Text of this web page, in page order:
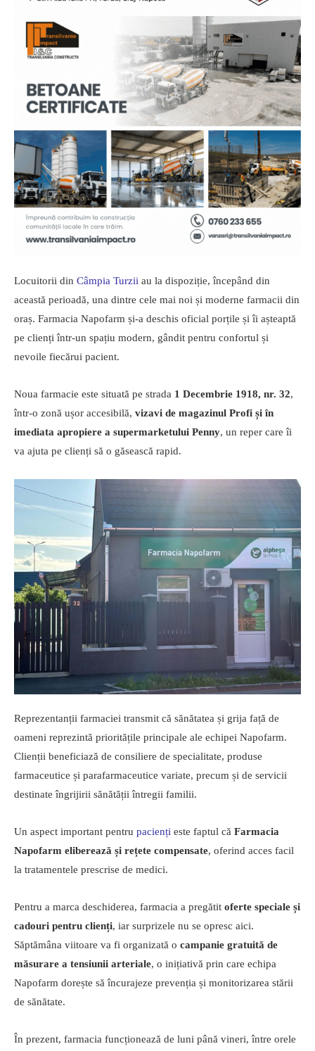
Locuitorii din Câmpia Turzii au la dispoziție, începând din
această perioadă, una dintre cele mai noi și moderne farmacii din
oraș. Farmacia Napofarm și-a deschis oficial porțile și îi așteaptă
pe clienți într-un spațiu modern, gândit pentru confortul și
nevoile fiecărui pacient.
Noua farmacie este situată pe strada 1 Decembrie 1918, nr. 32,
într-o zonă ușor accesibilă, vizavi de magazinul Profi și în
imediata apropiere a supermarketului Penny, un reper care îi
va ajuta pe clienți să o găsească rapid.
Reprezentanții farmaciei transmit că sănătatea și grija față de
oameni reprezintă prioritățile principale ale echipei Napofarm.
Clienții beneficiază de consiliere de specialitate, produse
farmaceutice și parafarmaceutice variate, precum și de servicii
destinate îngrijirii sănătății întregii familii.
Un aspect important pentru pacienți este faptul că Farmacia
Napofarm eliberează și rețete compensate, oferind acces facil
la tratamentele prescrise de medici.
Pentru a marca deschiderea, farmacia a pregătit oferte speciale și
cadouri pentru clienți, iar surprizele nu se opresc aici.
Săptămâna viitoare va fi organizată o campanie gratuită de
măsurare a tensiunii arteriale, o inițiativă prin care echipa
Napofarm dorește să încurajeze prevenția și monitorizarea stării
de sănătate.
În prezent, farmacia funcționează de luni până vineri, între orele